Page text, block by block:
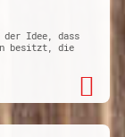
Idee, dass
besitzt, die